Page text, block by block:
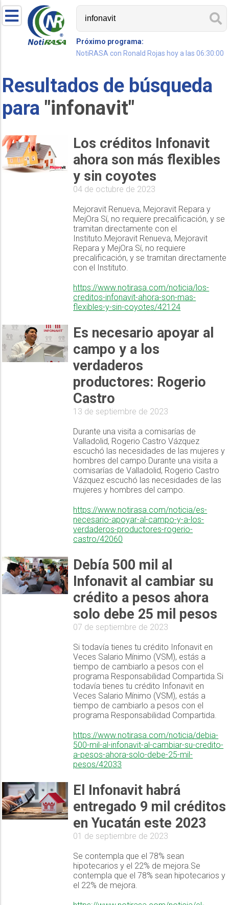
Próximo programa:
NotiRASA con Ronald Rojas hoy a las 06:30:00
Resultados de búsqueda
para "infonavit"
Los créditos Infonavit
ahora son más flexibles
y sin coyotes
04 de octubre de 2023
Mejoravit Renueva, Mejoravit Repara y
MejOra Sí, no requiere precalificación, y se
tramitan directamente con el
Instituto.Mejoravit Renueva, Mejoravit
Repara y MejOra Sí, no requiere
precalificación, y se tramitan directamente
con el Instituto.
https://www.notirasa.com/noticia/los-
creditos-infonavit-ahora-son-mas-
flexibles-y-sin-coyotes/42124
Es necesario apoyar al
campo y a los
verdaderos
productores: Rogerio
Castro
13 de septiembre de 2023
Durante una visita a comisarías de
Valladolid, Rogerio Castro Vázquez
escuchó las necesidades de las mujeres y
hombres del campo.Durante una visita a
comisarías de Valladolid, Rogerio Castro
Vázquez escuchó las necesidades de las
mujeres y hombres del campo.
https://www.notirasa.com/noticia/es-
necesario-apoyar-al-campo-y-a-los-
verdaderos-productores-rogerio-
castro/42060
Debía 500 mil al
Infonavit al cambiar su
crédito a pesos ahora
solo debe 25 mil pesos
07 de septiembre de 2023
Si todavía tienes tu crédito Infonavit en
Veces Salario Mínimo (VSM), estás a
tiempo de cambiarlo a pesos con el
programa Responsabilidad Compartida.Si
todavía tienes tu crédito Infonavit en
Veces Salario Mínimo (VSM), estás a
tiempo de cambiarlo a pesos con el
programa Responsabilidad Compartida.
https://www.notirasa.com/noticia/debia-
500-mil-al-infonavit-al-cambiar-su-credito-
a-pesos-ahora-solo-debe-25-mil-
pesos/42033
El Infonavit habrá
entregado 9 mil créditos
en Yucatán este 2023
01 de septiembre de 2023
Se contempla que el 78% sean
hipotecarios y el 22% de mejora.Se
contempla que el 78% sean hipotecarios y
el 22% de mejora.